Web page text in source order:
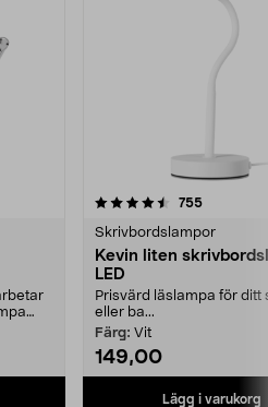
755
Skrivbordslampor
Kevin liten
LED
Prisvärd läslampa för ditt
eller ba...
Färg: Vit
149,00
Lägg i varukorg
4.0 av 5 stjärnor